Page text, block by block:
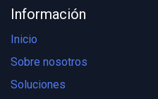
Información
Inicio
Sobre nosotros
Soluciones